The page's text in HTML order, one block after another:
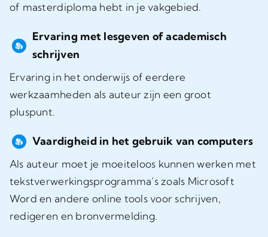
of masterdiploma hebt in je vakgebied.
Ervaring met lesgeven of academisch
schrijven
Ervaring in het onderwijs of eerdere
werkzaamheden als auteur zijn een groot
pluspunt.
Vaardigheid in het gebruik van computers
Als auteur moet je moeiteloos kunnen werken met
tekstverwerkingsprogramma’s zoals Microsoft
Word en andere online tools voor schrijven,
redigeren en bronvermelding.